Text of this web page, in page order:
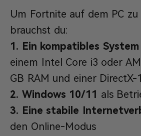
Um Fortnite auf dem PC zu
brauchst du:
1. Ein kompatibles System
einem Intel Core i3 oder
GB RAM und einer
2. Windows 10/11 als
3. Eine stabile
den Online-Modus